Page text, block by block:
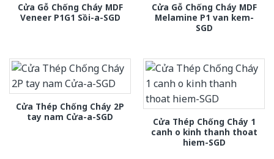
Cửa Gỗ Chống Cháy MDF
Veneer P1G1 Sồi-a-SGD
Cửa Gỗ Chống Cháy MDF
Melamine P1 van kem-
SGD
Cửa Thép Chống Cháy 2P
tay nam Cửa-a-SGD
Cửa Thép Chống Cháy 1
canh o kinh thanh thoat
hiem-SGD